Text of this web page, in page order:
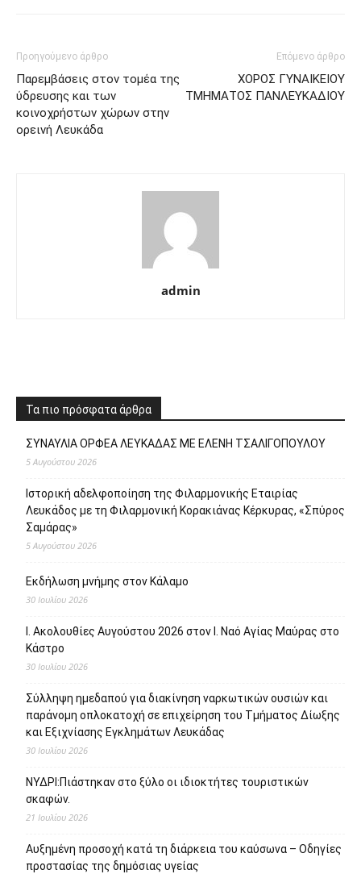
Προηγούμενο άρθρο
Παρεμβάσεις στον τομέα της
ύδρευσης και των
κοινοχρήστων χώρων στην
ορεινή Λευκάδα
Επόμενο άρθρο
ΧΟΡΟΣ ΓΥΝΑΙΚΕΙΟΥ
ΤΜΗΜΑΤΟΣ ΠΑΝΛΕΥΚΑΔΙΟΥ
admin
Τα πιο πρόσφατα άρθρα
ΣΥΝΑΥΛΙΑ ΟΡΦΕΑ ΛΕΥΚΑΔΑΣ ΜΕ ΕΛΕΝΗ ΤΣΑΛΙΓΟΠΟΥΛΟΥ
5 Αυγούστου 2026
Ιστορική αδελφοποίηση της Φιλαρμονικής Εταιρίας
Λευκάδος με τη Φιλαρμονική Κορακιάνας Κέρκυρας, «Σπύρος
Σαμάρας»
5 Αυγούστου 2026
Εκδήλωση μνήμης στον Κάλαμο
30 Ιουλίου 2026
Ι. Ακολουθίες Αυγούστου 2026 στον Ι. Ναό Αγίας Μαύρας στο
Κάστρο
30 Ιουλίου 2026
Σύλληψη ημεδαπού για διακίνηση ναρκωτικών ουσιών και
παράνομη οπλοκατοχή σε επιχείρηση του Τμήματος Δίωξης
και Εξιχνίασης Εγκλημάτων Λευκάδας
30 Ιουλίου 2026
ΝΥΔΡΙ:Πιάστηκαν στο ξύλο οι ιδιοκτήτες τουριστικών
σκαφών.
21 Ιουλίου 2026
Αυξημένη προσοχή κατά τη διάρκεια του καύσωνα – Οδηγίες
προστασίας της δημόσιας υγείας